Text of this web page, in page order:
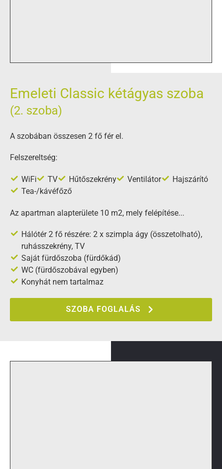
Emeleti Classic kétágyas szoba
(2. szoba)
A szobában összesen 2 fő fér el.
Felszereltség:
WiFi TV Hűtőszekrény Ventilátor
Hajszárító
Tea-/kávéfőző
Az apartman alapterülete 10 m2, mely felépítése...
Hálótér 2 fő részére: 2 x szimpla ágy (összetolható),
ruhásszekrény, TV
Saját fürdőszoba (fürdőkád)
WC (fürdőszobával egyben)
Konyhát nem tartalmaz
SZOBA FOGLALÁS